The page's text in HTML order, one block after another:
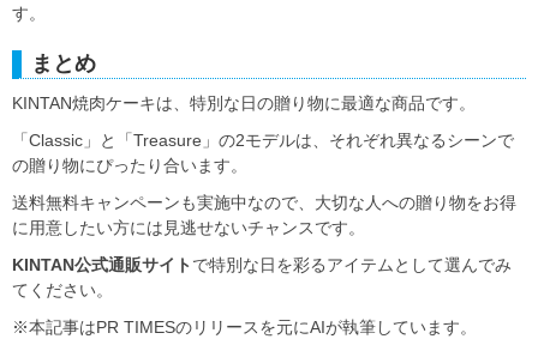
す。
まとめ
KINTAN焼肉ケーキは、特別な日の贈り物に最適な商品です。
「Classic」と「Treasure」の2モデルは、それぞれ異なるシーンで
の贈り物にぴったり合います。
送料無料キャンペーンも実施中なので、大切な人への贈り物をお得
に用意したい方には見逃せないチャンスです。
KINTAN公式通販サイト で特別な日を彩るアイテムとして選んでみ
てください。
※本記事はPR TIMESのリリースを元にAIが執筆しています。